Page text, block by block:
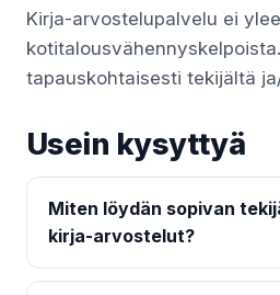
Kirja-arvostelupalvelu ei
tapauskohtaisesti tekijältä
Usein kysyttyä
Miten löydän sopivan
kirja-arvostelut?